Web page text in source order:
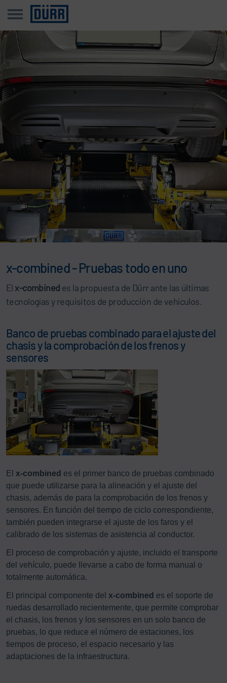
x-combined - Pruebas todo en uno
El x-combined es la propuesta de Dürr ante las últimas
tecnologías y requisitos de producción de vehículos.
Banco de pruebas combinado para el ajuste del
chasis y la comprobación de los frenos y
sensores
El x-combined es el primer banco de pruebas combinado
que puede utilizarse para la alineación y el ajuste del
chasis, además de para la comprobación de los frenos y
sensores. En función del tiempo de ciclo correspondiente,
también pueden integrarse el ajuste de los faros y el
calibrado de los sistemas de asistencia al conductor.
El proceso de comprobación y ajuste, incluido el transporte
del vehículo, puede llevarse a cabo de forma manual o
totalmente automática.
El principal componente del x-combined es el soporte de
ruedas desarrollado recientemente, que permite comprobar
el chasis, los frenos y los sensores en un solo banco de
pruebas, lo que reduce el número de estaciones, los
tiempos de proceso, el espacio necesario y las
adaptaciones de la infraestructura.